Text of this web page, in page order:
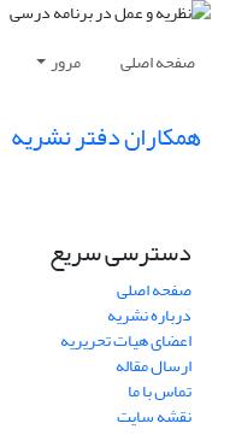
صفحه اصلی مرور
همکاران دفتر نشریه
دسترسی سریع
صفحه اصلی
درباره نشریه
اعضای هیات تحریریه
ارسال مقاله
تماس با ما
نقشه سایت